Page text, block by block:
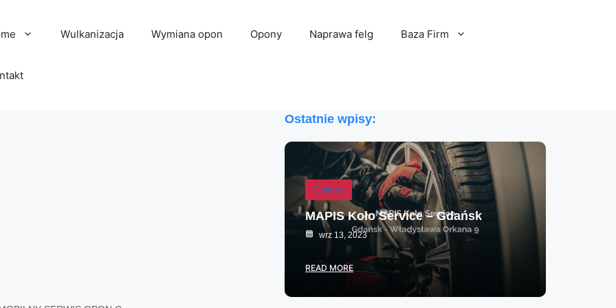
Wulkanizacja Wymiana opon Opony Naprawa felg Baza Firm
Ostatnie wpisy:
Gdańsk
MAPIS Koło Service – Gdańsk
wrz 13, 2023
READ MORE